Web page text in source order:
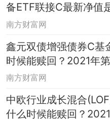
备ETF联接C最新净值
近两年来表现如何？
南方财富网
鑫元双债增强债券C基
时候能赎回？2021年
基金有哪些财务收入？
南方财富网
中欧行业成长混合
什么时候能赎回？